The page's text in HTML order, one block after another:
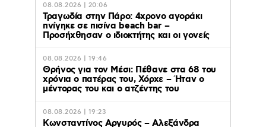
08.08.2026 | 20:06
Τραγωδία στην Πάρο: 4χρονο αγοράκι
πνίγηκε σε πισίνα beach bar –
Προσήχθησαν ο ιδιοκτήτης και οι γονείς
08.08.2026 | 19:46
Θρήνος για τον Μέσι: Πέθανε στα 68 του
χρόνια ο πατέρας του, Χόρχε – Ήταν ο
μέντορας του και ο ατζέντης του
08.08.2026 | 19:23
Κωνσταντίνος Αργυρός – Αλεξάνδρα